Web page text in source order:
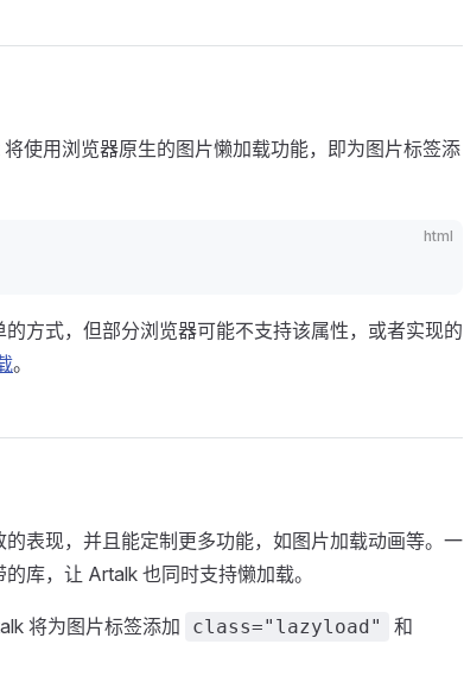
使用浏览器原生的图片懒加载功能，即为图片标签添
html
方式，但部分浏览器可能不支持该属性，或者实现的
。
表现，并且能定制更多功能，如图片加载动画等。一
库，让 Artalk 也同时支持懒加载。
将为图片标签添加 class="lazyload" 和